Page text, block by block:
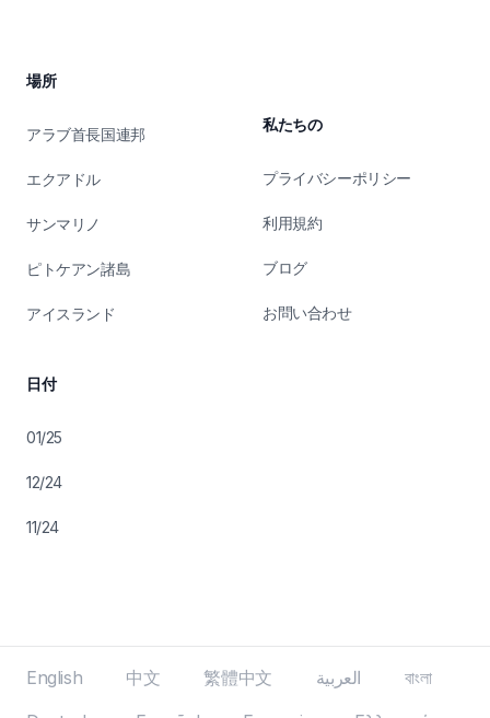
場所
アラブ首長国連邦
エクアドル
サンマリノ
ピトケアン諸島
アイスランド
日付
01/25
12/24
11/24
私たちの
プライバシーポリシー
利用規約
ブログ
お問い合わせ
English 中文 繁體中文 العربية
বাংলা